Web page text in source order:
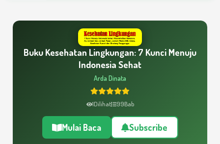
Buku Kesehatan Lingkungan: 7 Kunci Menuju
Indonesia Sehat
Arda Dinata
1Dilihat 99Bab
Mulai Baca Subscribe